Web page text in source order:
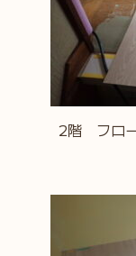
2階 フロ